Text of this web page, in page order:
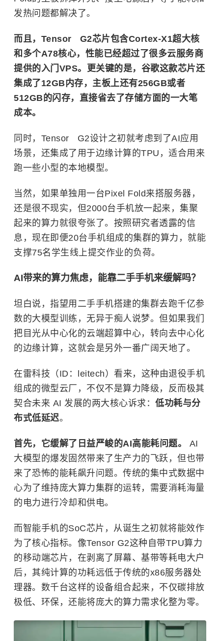
发热问题都解决了。
而且，Tensor G2芯片包含Cortex-X1超大核
和多个A78核心，性能已经超过了很多云服务商
提供的入门VPS。更关键的是，谷歌这款芯片还
集成了12GB内存，主板上还有256GB或者
512GB的闪存，直接省去了存储方面的一大笔
成本。
同时，Tensor G2设计之初就考虑到了AI应用
场景，还集成了用于边缘计算的TPU，适合用来
跑一些小型的本地模型。
当然，如果单独用一台Pixel Fold来搭服务器，
还是很不现实，但2000台手机放一起来，集聚
起来的算力就很夸张了。按照研究者透露的信
息，现在即便20台手机组成的集群的算力，就能
支撑75名学生线上提交作业的负荷。
AI带来的算力焦虑，能靠二手手机来缓解吗？
坦白说，指望用二手手机搭建的集群去跑千亿参
数的大模型训练，无异于痴人说梦。但如果我们
把目光从中心化的云端超算中心，转向去中心化
的边缘计算，这就会是另外一番广阔天地了。
在雷科技（ID：leitech）看来，这种由退役手机
组成的微型云厂，不仅不是算力降级，反而极其
契合未来 AI 发展的两大核心诉求： 低功耗与分
布式低延迟。
首先，它缓解了日益严峻的AI高能耗问题。
AI
大模型的爆发固然带来了生产力的飞跃，但也带
来了恐怖的能耗飙升问题。传统的集中式数据中
心为了维持庞大算力集群的运转，需要消耗海量
的电力进行冷却和供电。
而智能手机的SoC芯片，从诞生之初就将能效作
为了核心指标。像Tensor G2这种自带TPU算力
的移动端芯片，在剥离了屏幕、基带等耗电大户
后，其纯计算的功耗远低于传统的x86服务器处
理器。数千台这样的设备组合起来，不仅碳排放
极低、环保，还能将庞大的算力需求化整为零。